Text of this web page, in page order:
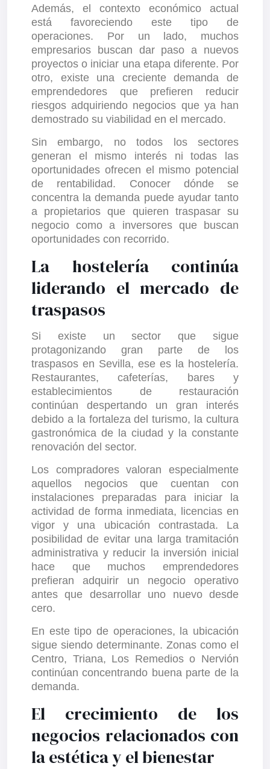
Además, el contexto económico actual
está favoreciendo este tipo de
operaciones. Por un lado, muchos
empresarios buscan dar paso a nuevos
proyectos o iniciar una etapa diferente. Por
otro, existe una creciente demanda de
emprendedores que prefieren reducir
riesgos adquiriendo negocios que ya han
demostrado su viabilidad en el mercado.
Sin embargo, no todos los sectores
generan el mismo interés ni todas las
oportunidades ofrecen el mismo potencial
de rentabilidad. Conocer dónde se
concentra la demanda puede ayudar tanto
a propietarios que quieren traspasar su
negocio como a inversores que buscan
oportunidades con recorrido.
La hostelería continúa
liderando el mercado de
traspasos
Si existe un sector que sigue
protagonizando gran parte de los
traspasos en Sevilla, ese es la hostelería.
Restaurantes, cafeterías, bares y
establecimientos de restauración
continúan despertando un gran interés
debido a la fortaleza del turismo, la cultura
gastronómica de la ciudad y la constante
renovación del sector.
Los compradores valoran especialmente
aquellos negocios que cuentan con
instalaciones preparadas para iniciar la
actividad de forma inmediata, licencias en
vigor y una ubicación contrastada. La
posibilidad de evitar una larga tramitación
administrativa y reducir la inversión inicial
hace que muchos emprendedores
prefieran adquirir un negocio operativo
antes que desarrollar uno nuevo desde
cero.
En este tipo de operaciones, la ubicación
sigue siendo determinante. Zonas como el
Centro, Triana, Los Remedios o Nervión
continúan concentrando buena parte de la
demanda.
El crecimiento de los
negocios relacionados con
la estética y el bienestar